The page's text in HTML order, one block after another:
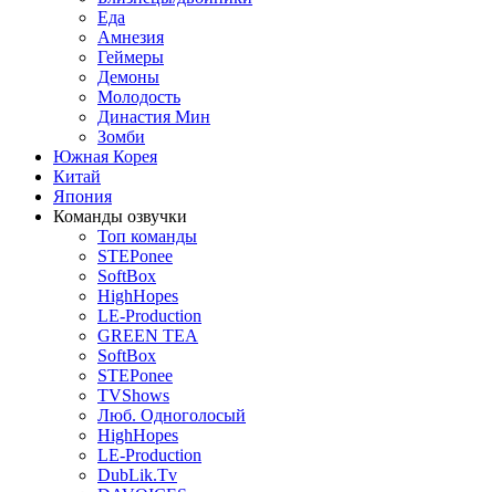
Еда
Амнезия
Геймеры
Демоны
Молодость
Династия Мин
Зомби
Южная Корея
Китай
Япония
Команды озвучки
Топ команды
STEPonee
SoftBox
HighHopes
LE-Production
GREEN TEA
SoftBox
STEPonee
TVShows
Люб. Одноголосый
HighHopes
LE-Production
DubLik.Tv